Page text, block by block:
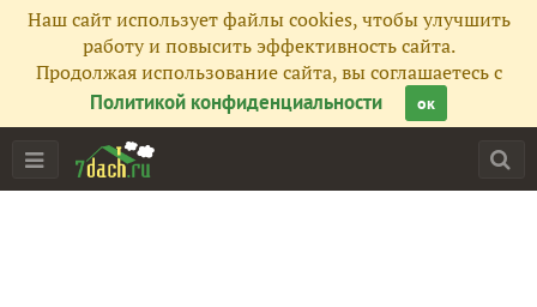
Наш сайт использует файлы cookies, чтобы улучшить
работу и повысить эффективность сайта.
Продолжая использование сайта, вы соглашаетесь с
Политикой конфиденциальности
ок